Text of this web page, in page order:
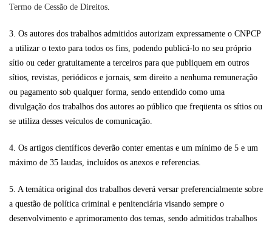
Termo de Cessão de Direitos.
3. Os autores dos trabalhos admitidos autorizam expressamente o CNPCP
a utilizar o texto para todos os fins, podendo publicá-lo no seu próprio
sítio ou ceder gratuitamente a terceiros para que publiquem em outros
sítios, revistas, periódicos e jornais, sem direito a nenhuma remuneração
ou pagamento sob qualquer forma, sendo entendido como uma
divulgação dos trabalhos dos autores ao público que freqüenta os sítios ou
se utiliza desses veículos de comunicação.
4. Os artigos científicos deverão conter ementas e um mínimo de 5 e um
máximo de 35 laudas, incluídos os anexos e referencias.
5. A temática original dos trabalhos deverá versar preferencialmente sobre
a questão de política criminal e penitenciária visando sempre o
desenvolvimento e aprimoramento dos temas, sendo admitidos trabalhos